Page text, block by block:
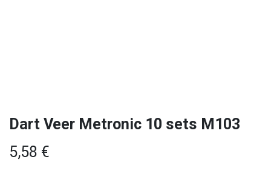
Dart Veer Metronic 10 sets M103
5,58 €